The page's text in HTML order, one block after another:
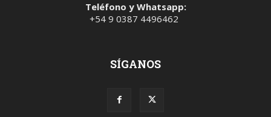
Teléfono y Whatsapp:
+54 9 0387 4496462
SÍGANOS